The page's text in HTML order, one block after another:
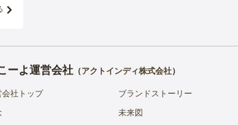
ーよ運営会社（アクトインディ株式会社）
会社トップ
ブランドストーリー
未来図